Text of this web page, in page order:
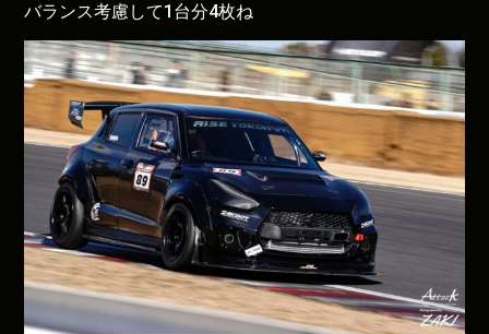
バランス考慮して1台分4枚ね